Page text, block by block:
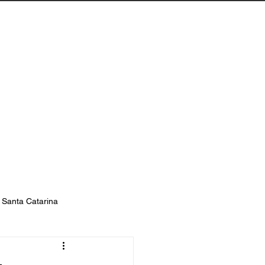
Santa Catarina